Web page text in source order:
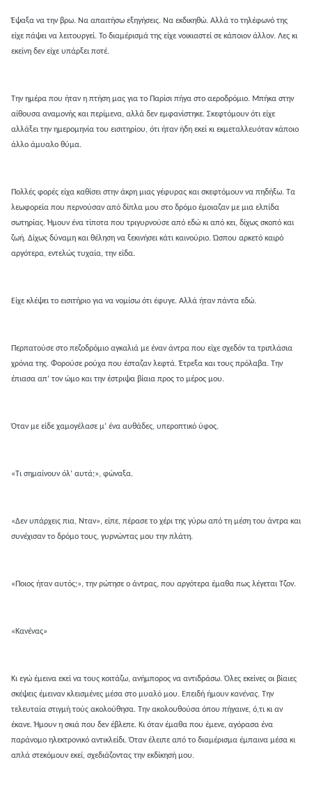
Έψαξα να την βρω. Να απαιτήσω εξηγήσεις. Να εκδικηθώ. Αλλά το τηλέφωνό της
είχε πάψει να λειτουργεί. Το διαμέρισμά της είχε νοικιαστεί σε κάποιον άλλον. Λες κι
εκείνη δεν είχε υπάρξει ποτέ.
Την ημέρα που ήταν η πτήση μας για το Παρίσι πήγα στο αεροδρόμιο. Μπήκα στην
αίθουσα αναμονής και περίμενα, αλλά δεν εμφανίστηκε. Σκεφτόμουν ότι είχε
αλλάξει την ημερομηνία του εισιτηρίου, ότι ήταν ήδη εκεί κι εκμεταλλευόταν κάποιο
άλλο άμυαλο θύμα.
Πολλές φορές είχα καθίσει στην άκρη μιας γέφυρας και σκεφτόμουν να πηδήξω. Τα
λεωφορεία που περνούσαν από δίπλα μου στο δρόμο έμοιαζαν με μια ελπίδα
σωτηρίας. Ήμουν ένα τίποτα που τριγυρνούσε από εδώ κι από κει, δίχως σκοπό και
ζωή. Δίχως δύναμη και θέληση να ξεκινήσει κάτι καινούριο. Ώσπου αρκετό καιρό
αργότερα, εντελώς τυχαία, την είδα.
Είχε κλέψει το εισιτήριο για να νομίσω ότι έφυγε. Αλλά ήταν πάντα εδώ.
Περπατούσε στο πεζοδρόμιο αγκαλιά με έναν άντρα που είχε σχεδόν τα τριπλάσια
χρόνια της. Φορούσε ρούχα που έσταζαν λεφτά. Έτρεξα και τους πρόλαβα. Την
έπιασα απ’ τον ώμο και την έστριψα βίαια προς το μέρος μου.
Όταν με είδε χαμογέλασε μ’ ένα αυθάδες, υπεροπτικό ύφος.
«Τι σημαίνουν όλ’ αυτά;», φώναξα.
«Δεν υπάρχεις πια, Νταν», είπε, πέρασε το χέρι της γύρω από τη μέση του άντρα και
συνέχισαν το δρόμο τους, γυρνώντας μου την πλάτη.
«Ποιος ήταν αυτός;», την ρώτησε ο άντρας, που αργότερα έμαθα πως λέγεται Τζον.
«Κανένας»
Κι εγώ έμεινα εκεί να τους κοιτάζω, ανήμπορος να αντιδράσω. Όλες εκείνες οι βίαιες
σκέψεις έμειναν κλεισμένες μέσα στο μυαλό μου. Επειδή ήμουν κανένας. Την
τελευταία στιγμή τούς ακολούθησα. Την ακολουθούσα όπου πήγαινε, ό,τι κι αν
έκανε. Ήμουν η σκιά που δεν έβλεπε. Κι όταν έμαθα που έμενε, αγόρασα ένα
παράνομο ηλεκτρονικό αντικλείδι. Όταν έλειπε από το διαμέρισμα έμπαινα μέσα κι
απλά στεκόμουν εκεί, σχεδιάζοντας την εκδίκησή μου.